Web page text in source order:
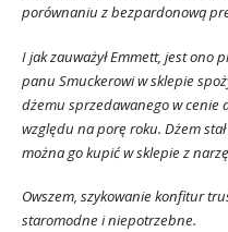
porównaniu z bezpardonową
I jak zauważył Emmett, jest ono
panu Smuckerowi w sklepie
dżemu sprzedawanego w cenie
względu na porę roku. Dżem
można go kupić w sklepie z
Owszem, szykowanie konfitur
staromodne i niepotrzebne.